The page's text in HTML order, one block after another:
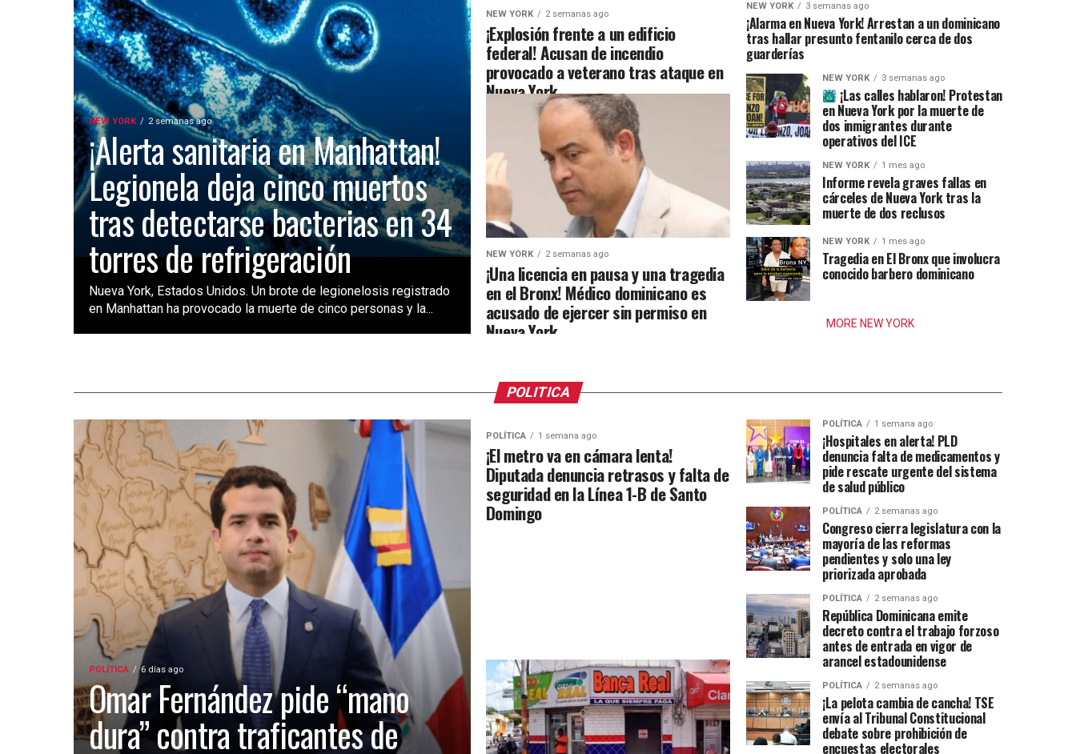
NEW YORK 2 semanas ago
¡Alerta sanitaria en Manhattan!
Legionela deja cinco muertos
tras detectarse bacterias en 34
torres de refrigeración
Nueva York, Estados Unidos. Un brote de legionelosis registrado
en Manhattan ha provocado la muerte de cinco personas y la...
NEW YORK 2 semanas ago
¡Explosión frente a un edificio
federal! Acusan de incendio
provocado a veterano tras ataque en
Nueva York
NEW YORK 2 semanas ago
¡Una licencia en pausa y una tragedia
en el Bronx! Médico dominicano es
acusado de ejercer sin permiso en
Nueva York
NEW YORK 3 semanas ago
¡Alarma en Nueva York! Arrestan a un dominicano
tras hallar presunto fentanilo cerca de dos
guarderías
NEW YORK 3 semanas ago
¡Las calles hablaron! Protestan
en Nueva York por la muerte de
dos inmigrantes durante
operativos del ICE
NEW YORK 1 mes ago
Informe revela graves fallas en
cárceles de Nueva York tras la
muerte de dos reclusos
NEW YORK 1 mes ago
Tragedia en El Bronx que involucra
conocido barbero dominicano
MORE NEW YORK
POLITICA
POLÍTICA 6 días ago
Omar Fernández pide “mano
dura” contra traficantes de
POLÍTICA 1 semana ago
¡El metro va en cámara lenta!
Diputada denuncia retrasos y falta de
seguridad en la Línea 1-B de Santo
Domingo
POLÍTICA 1 semana ago
¡Hospitales en alerta! PLD
denuncia falta de medicamentos y
pide rescate urgente del sistema
de salud público
POLÍTICA 2 semanas ago
Congreso cierra legislatura con la
mayoría de las reformas
pendientes y solo una ley
priorizada aprobada
POLÍTICA 2 semanas ago
República Dominicana emite
decreto contra el trabajo forzoso
antes de entrada en vigor de
arancel estadounidense
POLÍTICA 2 semanas ago
¡La pelota cambia de cancha! TSE
envía al Tribunal Constitucional
debate sobre prohibición de
encuestas electorales